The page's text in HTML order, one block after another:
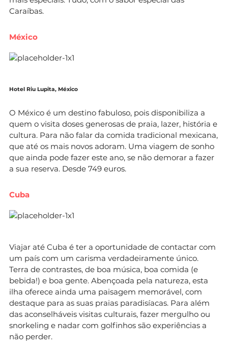
Caraíbas.
México
Hotel Riu Lupita, México
O México é um destino fabuloso, pois disponibiliza a
quem o visita doses generosas de praia, lazer, história e
cultura. Para não falar da comida tradicional mexicana,
que até os mais novos adoram. Uma viagem de sonho
que ainda pode fazer este ano, se não demorar a fazer
a sua reserva. Desde 749 euros.
Cuba
Viajar até Cuba é ter a oportunidade de contactar com
um país com um carisma verdadeiramente único.
Terra de contrastes, de boa música, boa comida (e
bebida!) e boa gente. Abençoada pela natureza, esta
ilha oferece ainda uma paisagem memorável, com
destaque para as suas praias paradisíacas. Para além
das aconselháveis visitas culturais, fazer mergulho ou
snorkeling e nadar com golfinhos são experiências a
não perder.